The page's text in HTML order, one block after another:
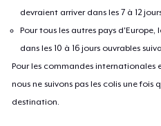
devraient arriver dans les 7 à 12
Pour tous les autres pays
dans les 10 à 16 jours ouvrables
Pour les commandes internationales
nous ne suivons pas les colis une
destination.